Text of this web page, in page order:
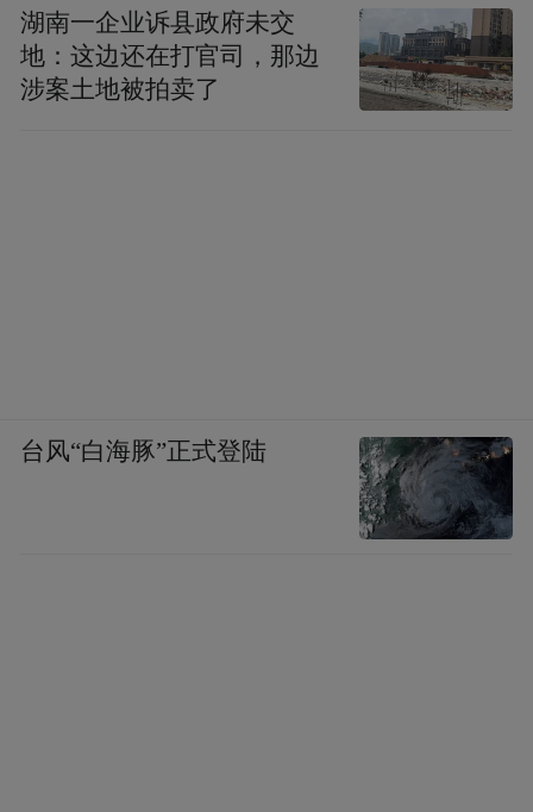
湖南一企业诉县政府未交
地：这边还在打官司，那边
涉案土地被拍卖了
台风“白海豚”正式登陆